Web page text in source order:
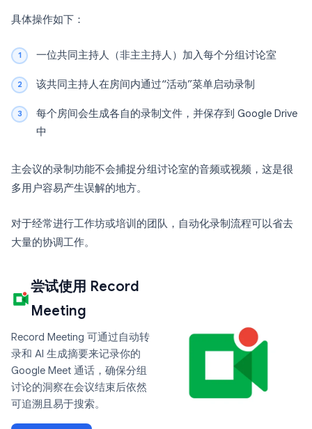
具体操作如下：
一位共同主持人（非主主持人）加入每个分组讨论室
该共同主持人在房间内通过“活动”菜单启动录制
每个房间会生成各自的录制文件，并保存到 Google Drive
中
主会议的录制功能不会捕捉分组讨论室的音频或视频，这是很
多用户容易产生误解的地方。
对于经常进行工作坊或培训的团队，自动化录制流程可以省去
大量的协调工作。
尝试使用 Record
Meeting
Record Meeting 可通过自动转
录和 AI 生成摘要来记录你的
Google Meet 通话，确保分组
讨论的洞察在会议结束后依然
可追溯且易于搜索。